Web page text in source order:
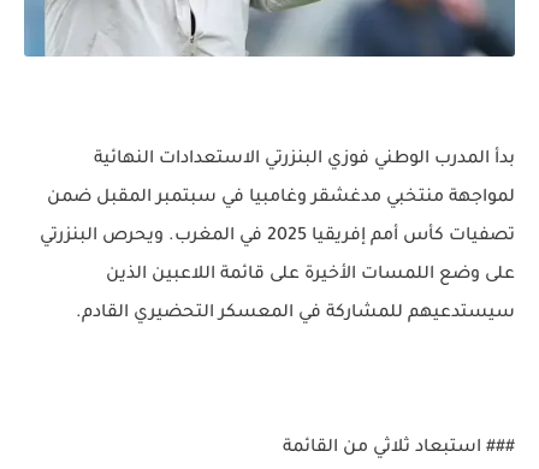
بدأ المدرب الوطني فوزي البنزرتي الاستعدادات النهائية
لمواجهة منتخبي مدغشقر وغامبيا في سبتمبر المقبل ضمن
تصفيات كأس أمم إفريقيا 2025 في المغرب. ويحرص البنزرتي
على وضع اللمسات الأخيرة على قائمة اللاعبين الذين
سيستدعيهم للمشاركة في المعسكر التحضيري القادم.
### استبعاد ثلاثي من القائمة